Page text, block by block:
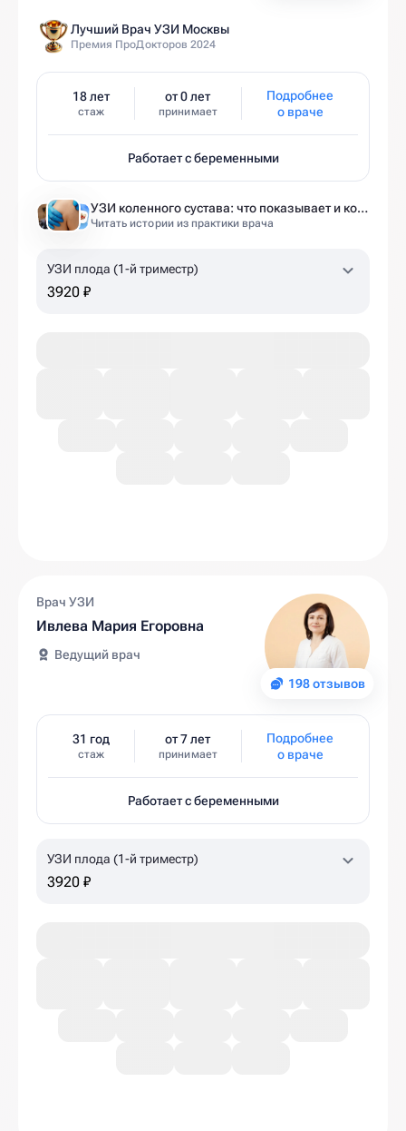
Лучший Врач УЗИ Москвы
Премия ПроДокторов 2024
18 лет
стаж
от 0 лет
принимает
Подробнее
о враче
Работает с беременными
УЗИ коленного сустава: что показывает и когда назначают
Читать истории из практики врача
УЗИ плода (1-й триместр)
3920 ₽
198 отзывов
Врач УЗИ
Ивлева Мария Егоровна
Ведущий врач
31 год
стаж
от 7 лет
принимает
Подробнее
о враче
Работает с беременными
УЗИ плода (1-й триместр)
3920 ₽